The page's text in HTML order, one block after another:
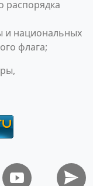
распорядка
и национальных
флага;